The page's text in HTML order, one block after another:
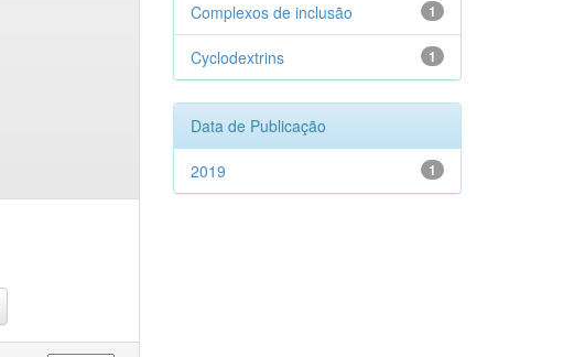
1
Complexos de inclusão
1
Cyclodextrins
Data de Publicação
1
2019